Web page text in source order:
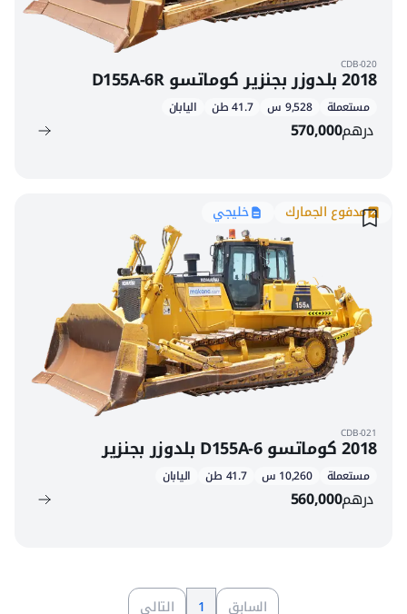
CDB-020
2018 بلدوزر بجنزير كوماتسو D155A-6R
مستعملة 9,528 س 41.7 طن اليابان
درهم570,000
مدفوع الجمارك خليجي
CDB-021
2018 كوماتسو D155A-6 بلدوزر بجنزير
مستعملة 10,260 س 41.7 طن اليابان
درهم560,000
السابق 1 التالي